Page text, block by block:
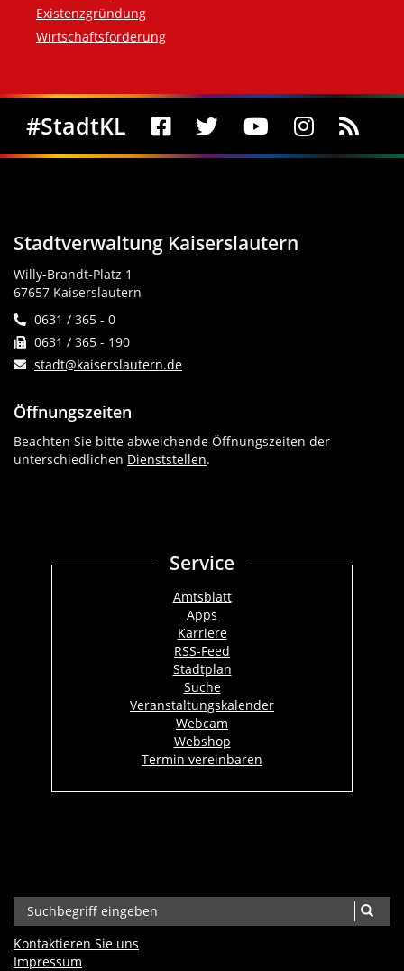
Existenzgründung
Wirtschaftsförderung
Social Media
#StadtKL
Stadtverwaltung Kaiserslautern
Willy-Brandt-Platz 1
67657 Kaiserslautern
0631 / 365 - 0
0631 / 365 - 190
stadt@kaiserslautern.de
Öffnungszeiten
Beachten Sie bitte abweichende Öffnungszeiten der
unterschiedlichen Dienststellen.
Service
Amtsblatt
Apps
Karriere
RSS-Feed
Stadtplan
Suche
Veranstaltungskalender
Webcam
Webshop
Termin vereinbaren
Kontaktieren Sie uns
Impressum